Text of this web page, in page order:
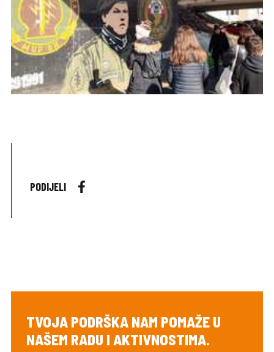
PODIJELI
TVOJA PODRŠKA NAM POMAŽE U
NAŠEM RADU I AKTIVNOSTIMA.